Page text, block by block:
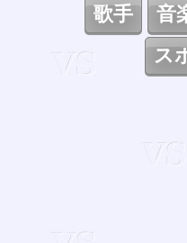
歌手
音
ス